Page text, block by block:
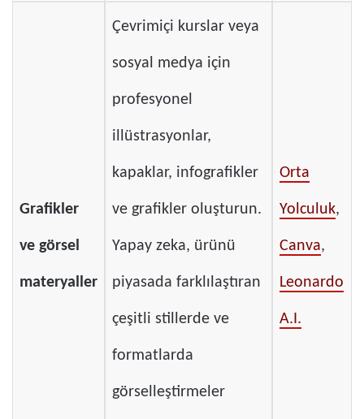
Grafikler
ve görsel
materyaller
Çevrimiçi kurslar veya
sosyal medya için
profesyonel
illüstrasyonlar,
kapaklar, infografikler
ve grafikler oluşturun.
Yapay zeka, ürünü
piyasada farklılaştıran
çeşitli stillerde ve
formatlarda
görselleştirmeler
Orta
Yolculuk,
Canva,
Leonardo
A.I.